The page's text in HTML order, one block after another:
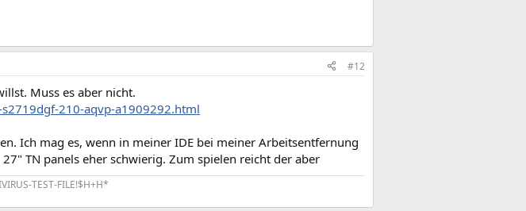
#12
Muss es aber nicht.
210-aqvp-a1909292.html
Ich mag es, wenn in meiner IDE bei meiner Arbeitsentfernung
TN panels eher schwierig. Zum spielen reicht der aber
TEST-FILE!$H+H*